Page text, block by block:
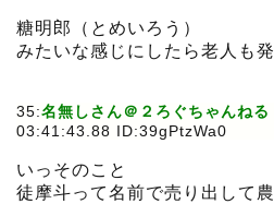
糖明郎（とめいろう）
みたいな感じにしたら老人も
35:名無しさん＠２ろぐちゃんねる
03:41:43.88 ID:39gPtzWa0
いっそのこと
徒摩斗って名前で売り出して